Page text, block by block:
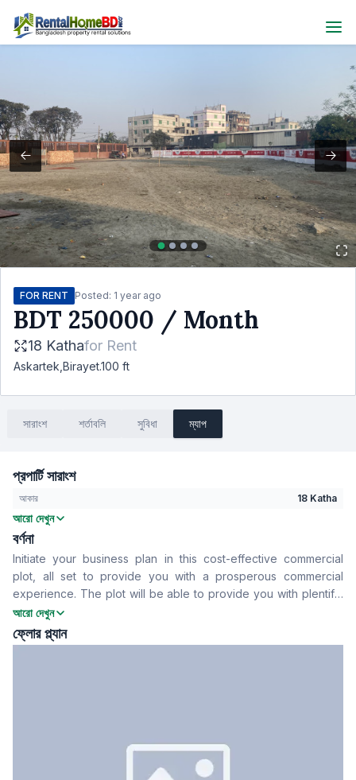
FOR RENT Posted: 1 year ago
BDT 250000 / Month
18 Kathafor Rent
Askartek,Birayet.100 ft
সারাংশ শর্তাবলি সুবিধা ম্যাপ
প্রপার্টি সারাংশ
আকার
18 Katha
বসার রুম
Drawing Room
খাবার রুম
No
সার্ভেন্ট রুম
No
স্টাফ টয়লেট
No
আরো দেখুন
বর্ণনা
Initiate your business plan in this cost-effective commercial
plot, all set to provide you with a prosperous commercial
experience. The plot will be able to provide you with plentiful
chances to make your business flourish and achieve economic
success.
আরো দেখুন
ফ্লোর প্ল্যান